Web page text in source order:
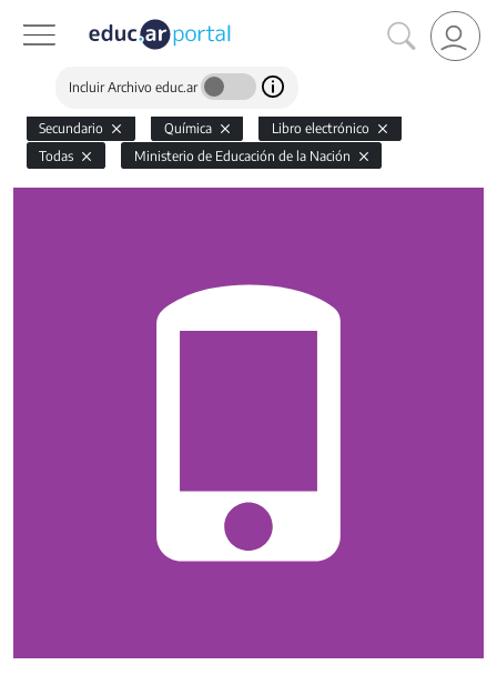
Incluir Archivo educ.ar
Secundario Química
Libro electrónico
Todas
Ministerio de Educación de la Nación